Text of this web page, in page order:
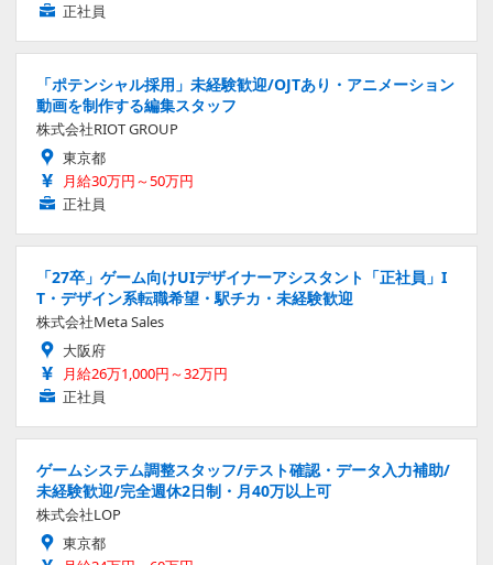
正社員
「ポテンシャル採用」未経験歓迎/OJTあり・アニメーション
動画を制作する編集スタッフ
株式会社RIOT GROUP
東京都
月給30万円～50万円
正社員
「27卒」ゲーム向けUIデザイナーアシスタント「正社員」I
T・デザイン系転職希望・駅チカ・未経験歓迎
株式会社Meta Sales
大阪府
月給26万1,000円～32万円
正社員
ゲームシステム調整スタッフ/テスト確認・データ入力補助/
未経験歓迎/完全週休2日制・月40万以上可
株式会社LOP
東京都